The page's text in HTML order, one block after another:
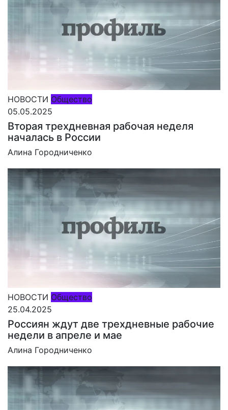
НОВОСТИ Общество
05.05.2025
Вторая трехдневная рабочая неделя
началась в России
Алина Городниченко
НОВОСТИ Общество
25.04.2025
Россиян ждут две трехдневные рабочие
недели в апреле и мае
Алина Городниченко